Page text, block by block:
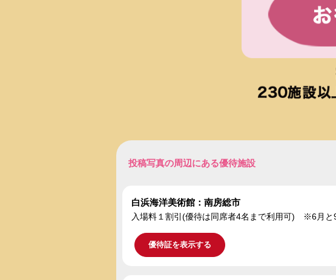
投稿写真の周辺にある優待施設
白浜海洋美術館：南房総市
入場料１割引(優待は同席者4名まで利用可) ※6月と
優待証を表示する